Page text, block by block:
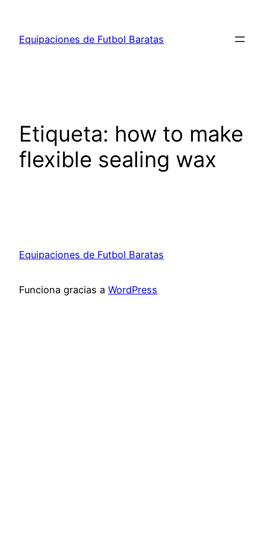
contenido
Equipaciones de Futbol Baratas
Etiqueta: how to make
flexible sealing wax
Equipaciones de Futbol Baratas
Funciona gracias a WordPress